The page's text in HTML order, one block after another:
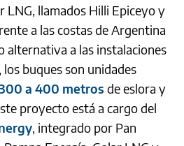
LNG, llamados Hilli Epiceyo y
a las costas de Argentina
alternativa a las instalaciones
buques son unidades
a 400 metros de eslora y
proyecto está a cargo del
, integrado por Pan